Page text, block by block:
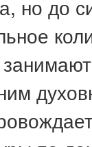
но до